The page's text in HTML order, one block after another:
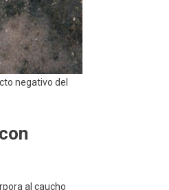
negativo del
al caucho